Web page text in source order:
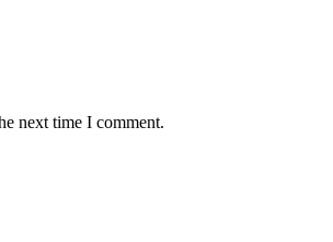
next time I comment.